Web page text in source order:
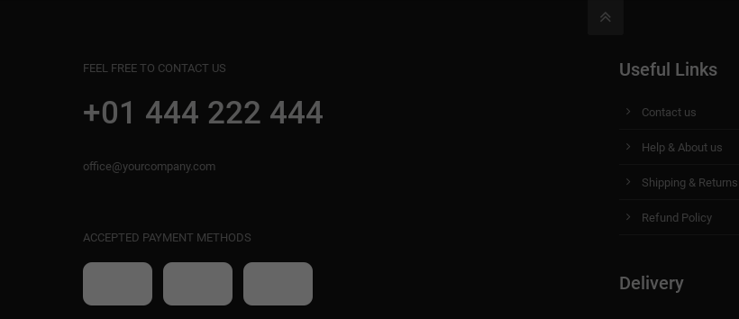
FEEL FREE TO CONTACT US
+01 444 222 444
office@yourcompany.com
ACCEPTED PAYMENT METHODS
Useful Links
Contact us
Help & About us
Shipping & Returns
Refund Policy
Delivery